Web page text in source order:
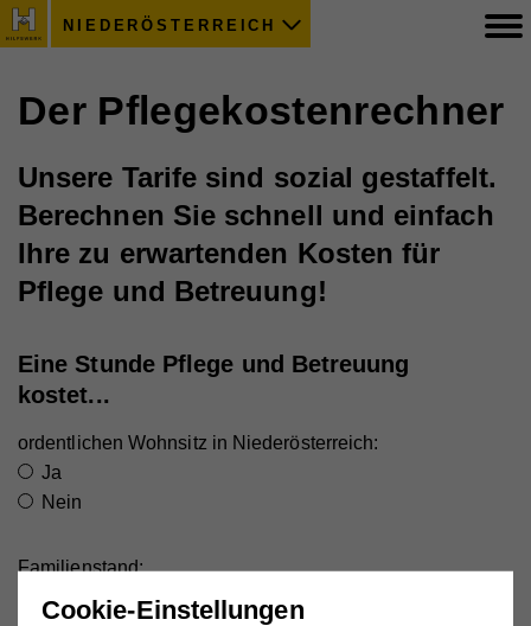
NIEDERÖSTERREICH
Der Pflegekostenrechner
Unsere Tarife sind sozial gestaffelt.
Berechnen Sie schnell und einfach
Ihre zu erwartenden Kosten für
Pflege und Betreuung!
Eine Stunde Pflege und Betreuung
kostet...
ordentlichen Wohnsitz in Niederösterreich:
Ja
Nein
Familienstand:
alleinstehend
Cookie-Einstellungen